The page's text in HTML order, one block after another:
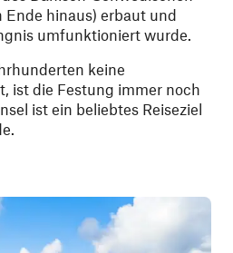
Ende hinaus) erbaut und
umfunktioniert wurde.
keine
ist die Festung immer noch
ist ein beliebtes Reiseziel